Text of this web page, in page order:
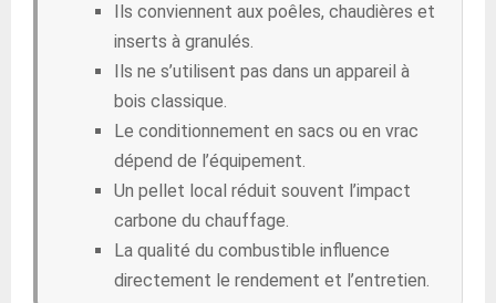
Ils conviennent aux poêles, chaudières et
inserts à granulés.
Ils ne s’utilisent pas dans un appareil à
bois classique.
Le conditionnement en sacs ou en vrac
dépend de l’équipement.
Un pellet local réduit souvent l’impact
carbone du chauffage.
La qualité du combustible influence
directement le rendement et l’entretien.